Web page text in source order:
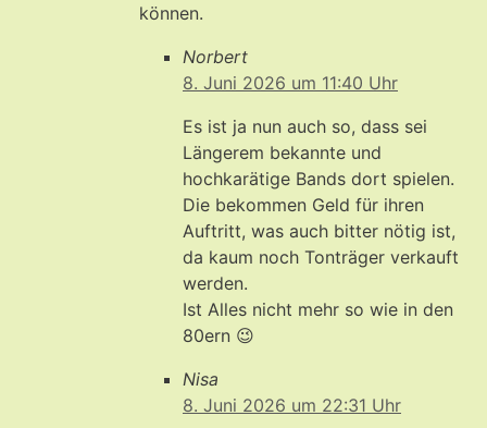
können.
Norbert
8. Juni 2026 um 11:40 Uhr
Es ist ja nun auch so, dass sei
Längerem bekannte und
hochkarätige Bands dort spielen.
Die bekommen Geld für ihren
Auftritt, was auch bitter nötig ist,
da kaum noch Tonträger verkauft
werden.
Ist Alles nicht mehr so wie in den
80ern 😉
Nisa
8. Juni 2026 um 22:31 Uhr